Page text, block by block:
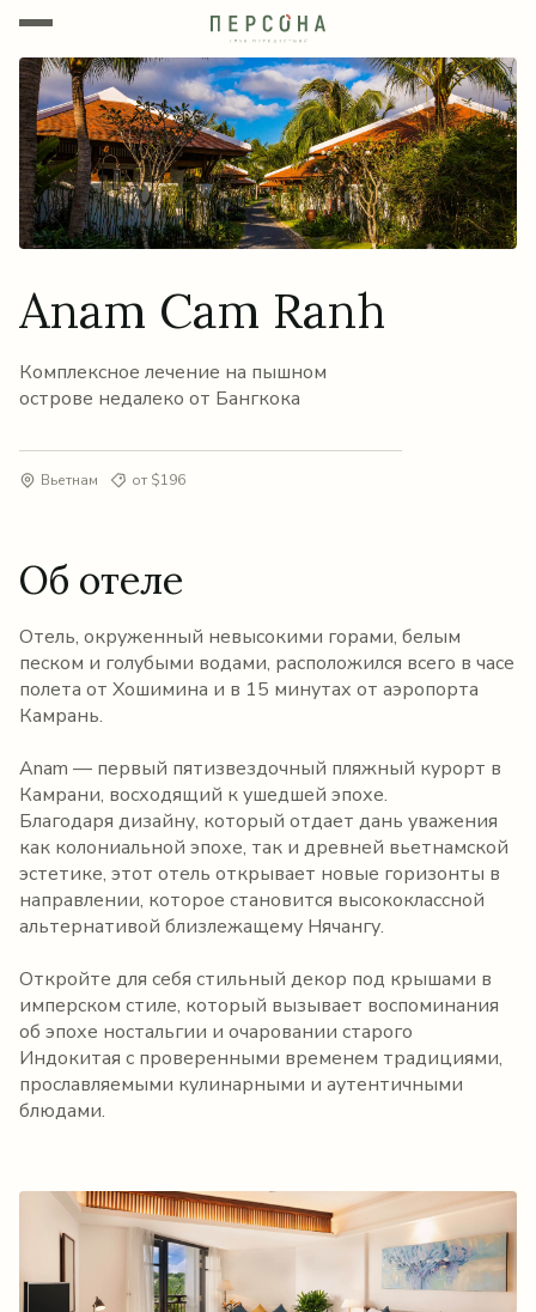
Anam Cam Ranh
Комплексное лечение на пышном
острове недалеко от Бангкока
Вьетнам от $196
Об отеле
Отель, окруженный невысокими горами, белым
песком и голубыми водами, расположился всего в часе
полета от Хошимина и в 15 минутах от аэропорта
Камрань.
Anam — первый пятизвездочный пляжный курорт в
Камрани, восходящий к ушедшей эпохе.
Благодаря дизайну, который отдает дань уважения
как колониальной эпохе, так и древней вьетнамской
эстетике, этот отель открывает новые горизонты в
направлении, которое становится высококлассной
альтернативой близлежащему Нячангу.
Откройте для себя стильный декор под крышами в
имперском стиле, который вызывает воспоминания
об эпохе ностальгии и очаровании старого
Индокитая с проверенными временем традициями,
прославляемыми кулинарными и аутентичными
блюдами.